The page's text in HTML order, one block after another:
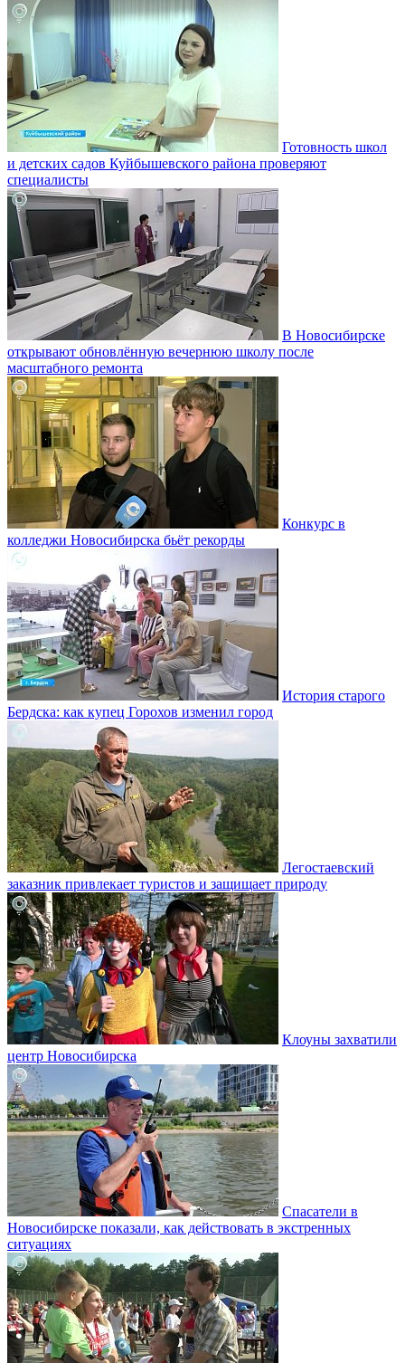
Готовность школ
и детских садов Куйбышевского района проверяют
специалисты
В Новосибирске
открывают обновлённую вечернюю школу после
масштабного ремонта
Конкурс в
колледжи Новосибирска бьёт рекорды
История старого
Бердска: как купец Горохов изменил город
Легостаевский
заказник привлекает туристов и защищает природу
Клоуны захватили
центр Новосибирска
Спасатели в
Новосибирске показали, как действовать в экстренных
ситуациях